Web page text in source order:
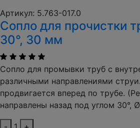
Артикул: 5.763-017.0
Сопло для прочистки
30°, 30 мм
Сопло для промывки труб с
различными направлениями
продвигается вперед по трубе.
направлены назад под углом 30°,